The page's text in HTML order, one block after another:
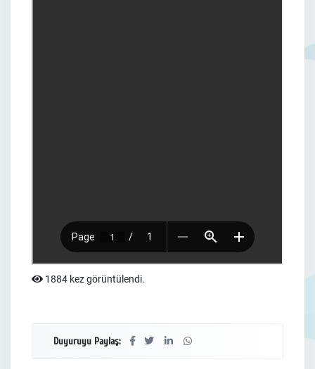
1884 kez görüntülendi.
Duyuruyu Paylaş: